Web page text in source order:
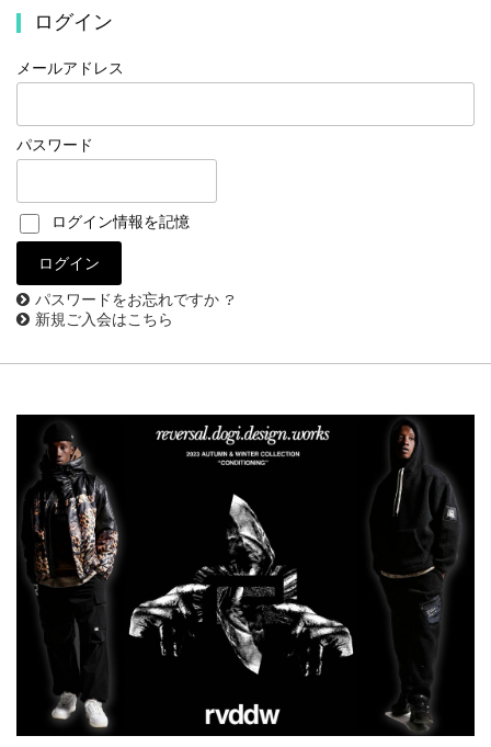
ログイン
メールアドレス
パスワード
ログイン情報を記憶
パスワードをお忘れですか ?
新規ご入会はこちら